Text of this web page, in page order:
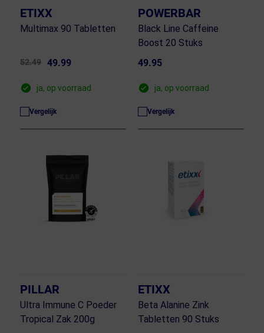
ETIXX
Multimax 90 Tabletten
52.49 49.99
ja, op voorraad
Vergelijk
POWERBAR
Black Line Caffeine
Boost 20 Stuks
49.95
ja, op voorraad
Vergelijk
PILLAR
Ultra Immune C Poeder
Tropical Zak 200g
ETIXX
Beta Alanine Zink
Tabletten 90 Stuks